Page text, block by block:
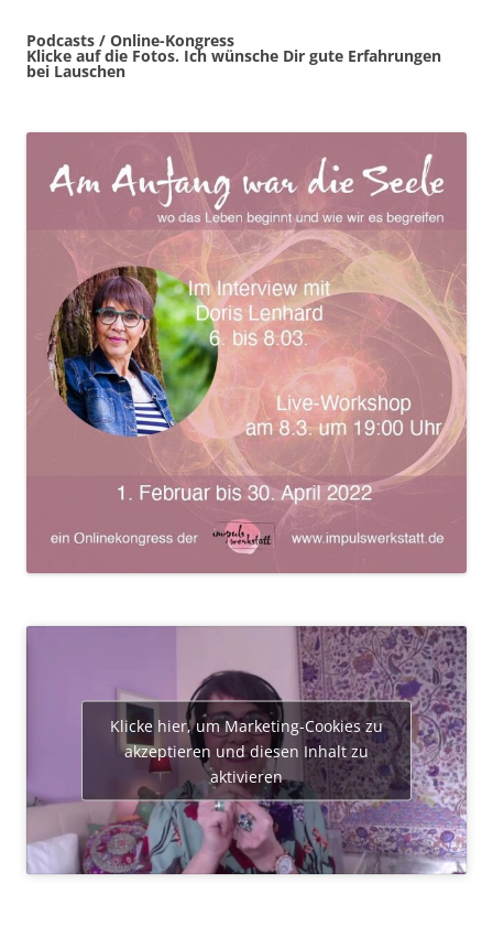
Podcasts / Online-Kongress
Klicke auf die Fotos. Ich wünsche Dir gute Erfahrungen
bei Lauschen
Klicke hier, um Marketing-Cookies zu
akzeptieren und diesen Inhalt zu
aktivieren